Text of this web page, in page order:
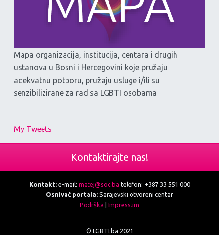
Mapa organizacija, institucija, centara i drugih
ustanova u Bosni i Hercegovini koje pružaju
adekvatnu potporu, pružaju usluge i/ili su
senzibilizirane za rad sa LGBTI osobama
My Tweets
Kontaktirajte nas!
Kontakt:e-mail: matej@soc.ba telefon: +387 33 551 000
Osnivač portala: Sarajevski otvoreni centar
Podrška | Impressum
© LGBTI.ba 2021